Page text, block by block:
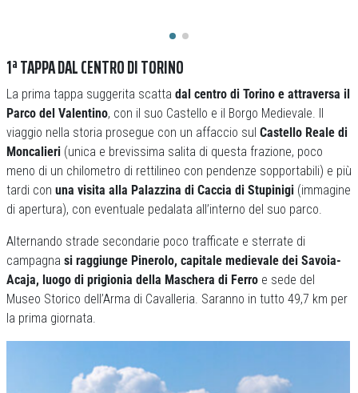
1ª TAPPA DAL CENTRO DI TORINO
La prima tappa suggerita scatta dal centro di Torino e attraversa il
Parco del Valentino, con il suo Castello e il Borgo Medievale. Il
viaggio nella storia prosegue con un affaccio sul Castello Reale di
Moncalieri (unica e brevissima salita di questa frazione, poco
meno di un chilometro di rettilineo con pendenze sopportabili) e più
tardi con una visita alla Palazzina di Caccia di Stupinigi (immagine
di apertura), con eventuale pedalata all’interno del suo parco.
Alternando strade secondarie poco trafficate e sterrate di
campagna si raggiunge Pinerolo, capitale medievale dei Savoia-
Acaja, luogo di prigionia della Maschera di Ferro e sede del
Museo Storico dell’Arma di Cavalleria. Saranno in tutto 49,7 km per
la prima giornata.